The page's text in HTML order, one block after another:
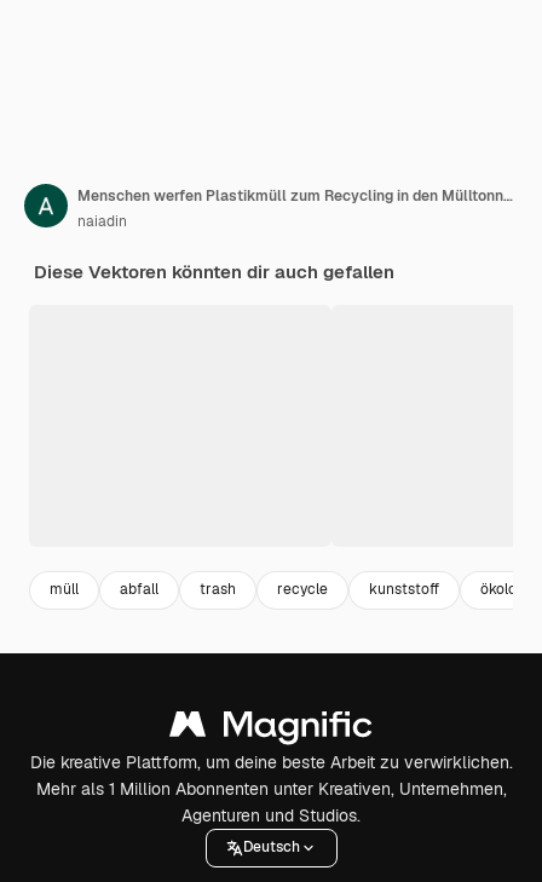
Menschen werfen Plastikmüll zum Recycling in den Mülltonnen Konzept des Plastikverschmutzungsproblems Flachvektor-Illustration
naiadin
Diese Vektoren könnten dir auch gefallen
müll abfall trash recycle kunststoff ökologie
Die kreative Plattform, um deine beste Arbeit zu verwirklichen.
Mehr als 1 Million Abonnenten unter Kreativen, Unternehmen,
Agenturen und Studios.
Deutsch